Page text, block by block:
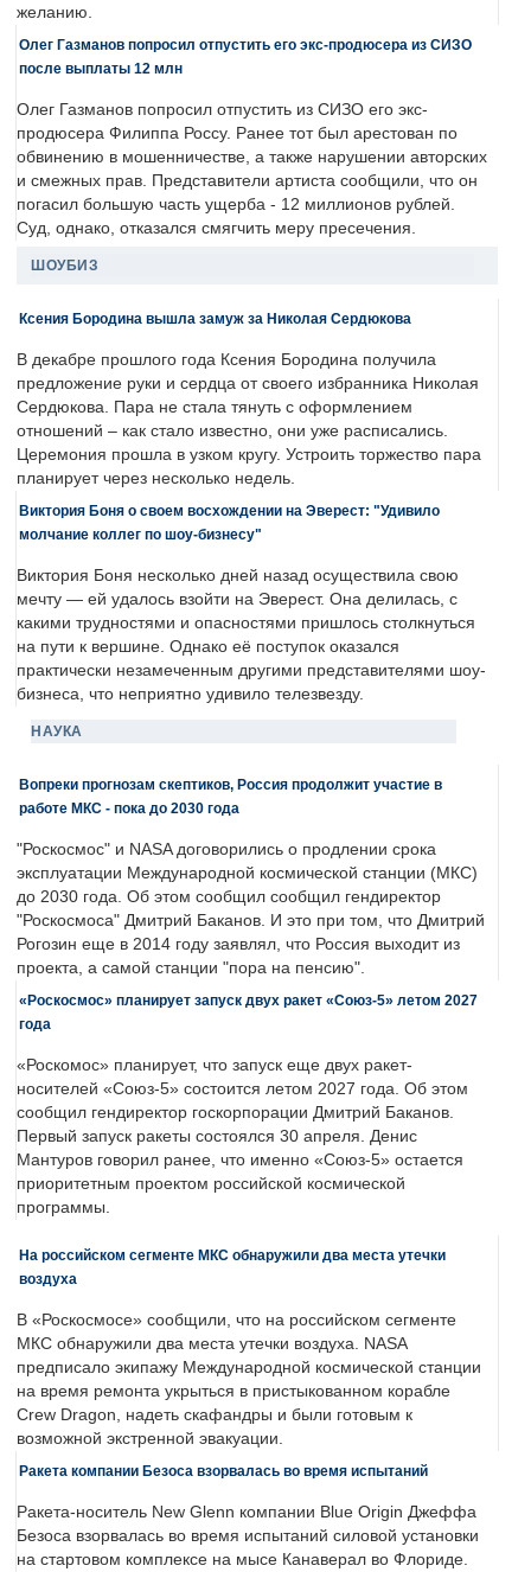
желанию.
Олег Газманов попросил отпустить его экс-продюсера из СИЗО
после выплаты 12 млн
Олег Газманов попросил отпустить из СИЗО его экс-
продюсера Филиппа Россу. Ранее тот был арестован по
обвинению в мошенничестве, а также нарушении авторских
и смежных прав. Представители артиста сообщили, что он
погасил большую часть ущерба - 12 миллионов рублей.
Суд, однако, отказался смягчить меру пресечения.
ШОУБИЗ
Ксения Бородина вышла замуж за Николая Сердюкова
В декабре прошлого года Ксения Бородина получила
предложение руки и сердца от своего избранника Николая
Сердюкова. Пара не стала тянуть с оформлением
отношений – как стало известно, они уже расписались.
Церемония прошла в узком кругу. Устроить торжество пара
планирует через несколько недель.
Виктория Боня о своем восхождении на Эверест: "Удивило
молчание коллег по шоу-бизнесу"
Виктория Боня несколько дней назад осуществила свою
мечту — ей удалось взойти на Эверест. Она делилась, с
какими трудностями и опасностями пришлось столкнуться
на пути к вершине. Однако её поступок оказался
практически незамеченным другими представителями шоу-
бизнеса, что неприятно удивило телезвезду.
НАУКА
Вопреки прогнозам скептиков, Россия продолжит участие в
работе МКС - пока до 2030 года
"Роскосмос" и NASA договорились о продлении срока
эксплуатации Международной космической станции (МКС)
до 2030 года. Об этом сообщил сообщил гендиректор
"Роскосмоса" Дмитрий Баканов. И это при том, что Дмитрий
Рогозин еще в 2014 году заявлял, что Россия выходит из
проекта, а самой станции "пора на пенсию".
«Роскосмос» планирует запуск двух ракет «Союз-5» летом 2027
года
«Роскомос» планирует, что запуск еще двух ракет-
носителей «Союз-5» состоится летом 2027 года. Об этом
сообщил гендиректор госкорпорации Дмитрий Баканов.
Первый запуск ракеты состоялся 30 апреля. Денис
Мантуров говорил ранее, что именно «Союз-5» остается
приоритетным проектом российской космической
программы.
На российском сегменте МКС обнаружили два места утечки
воздуха
В «Роскосмосе» сообщили, что на российском сегменте
МКС обнаружили два места утечки воздуха. NASA
предписало экипажу Международной космической станции
на время ремонта укрыться в пристыкованном корабле
Crew Dragon, надеть скафандры и были готовым к
возможной экстренной эвакуации.
Ракета компании Безоса взорвалась во время испытаний
Ракета-носитель New Glenn компании Blue Origin Джеффа
Безоса взорвалась во время испытаний силовой установки
на стартовом комплексе на мысе Канаверал во Флориде.